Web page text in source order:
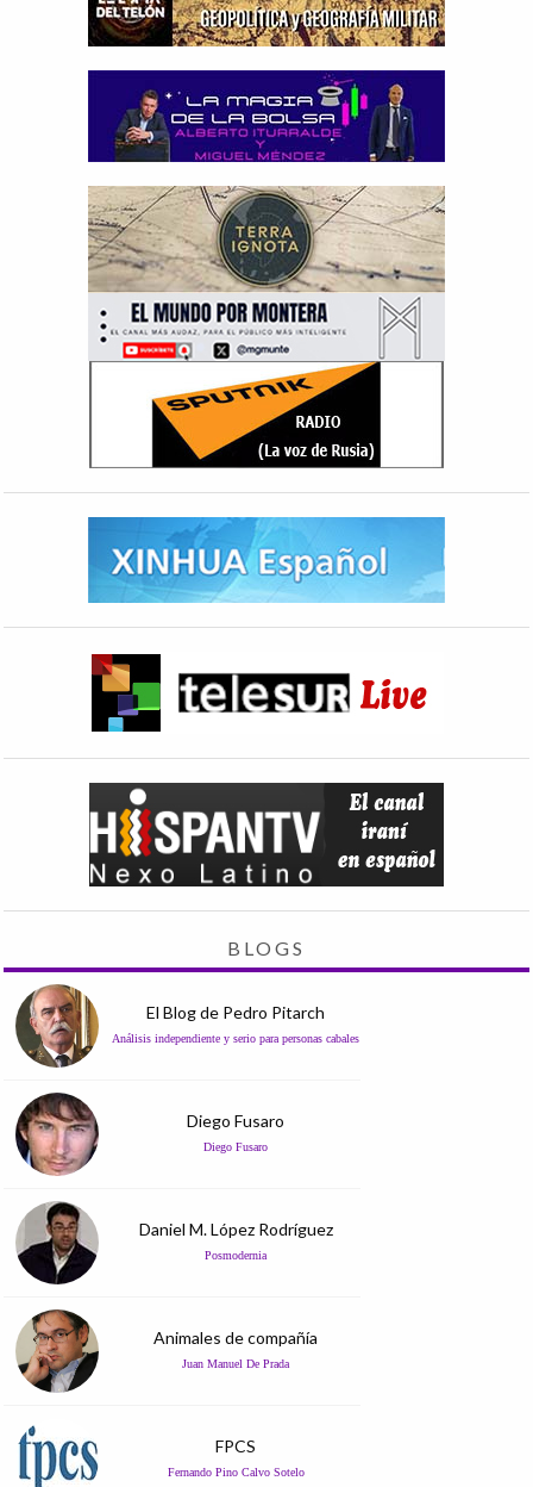
BLOGS
El Blog de Pedro Pitarch
Análisis independiente y serio para personas cabales
Diego Fusaro
Diego Fusaro
Daniel M. López Rodríguez
Posmodernia
Animales de compañía
Juan Manuel De Prada
FPCS
Fernando Pino Calvo Sotelo